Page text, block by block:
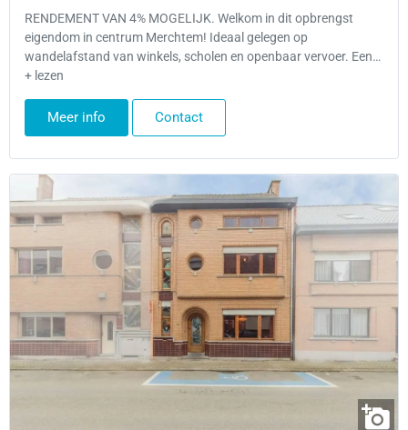
RENDEMENT VAN 4% MOGELIJK. Welkom in dit opbrengst
eigendom in centrum Merchtem! Ideaal gelegen op
wandelafstand van winkels, scholen en openbaar vervoer. Een…
+ lezen
Meer info Contact